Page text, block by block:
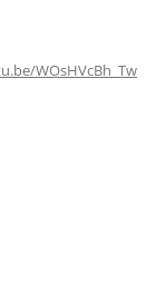
WOsHVcBh_Tw